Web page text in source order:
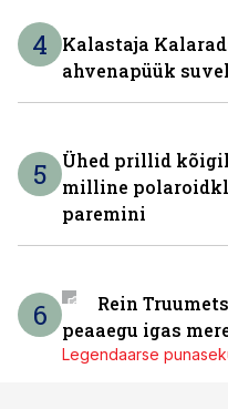
4
Kalastaja
ahvenapüük
5
Ühed prillid
milline
paremini
6
Rein
peaaegu igas
Legendaarse